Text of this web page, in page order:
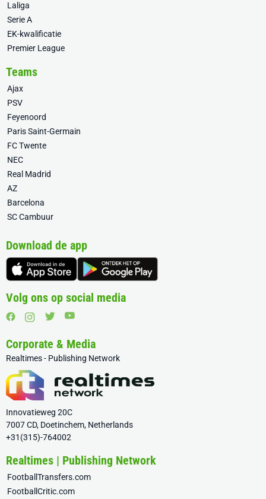
Laliga
Serie A
EK-kwalificatie
Premier League
Teams
Ajax
PSV
Feyenoord
Paris Saint-Germain
FC Twente
NEC
Real Madrid
AZ
Barcelona
SC Cambuur
Download de app
Volg ons op social media
Corporate & Media
Realtimes - Publishing Network
Innovatieweg 20C
7007 CD, Doetinchem, Netherlands
+31(315)-764002
Realtimes | Publishing Network
FootballTransfers.com
FootballCritic.com